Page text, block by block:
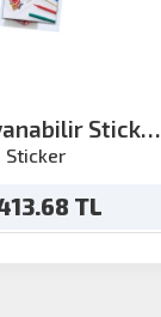
Sticker
Xmas
Sticker
TL